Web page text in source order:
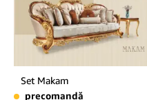
Set Makam
precomandă